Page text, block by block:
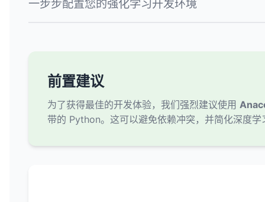
一步步配置您的强化学习开发环境
前置建议
为了获得最佳的开发体验，我们强烈建议使用
带的 Python。这可以避免依赖冲突，并简化深度